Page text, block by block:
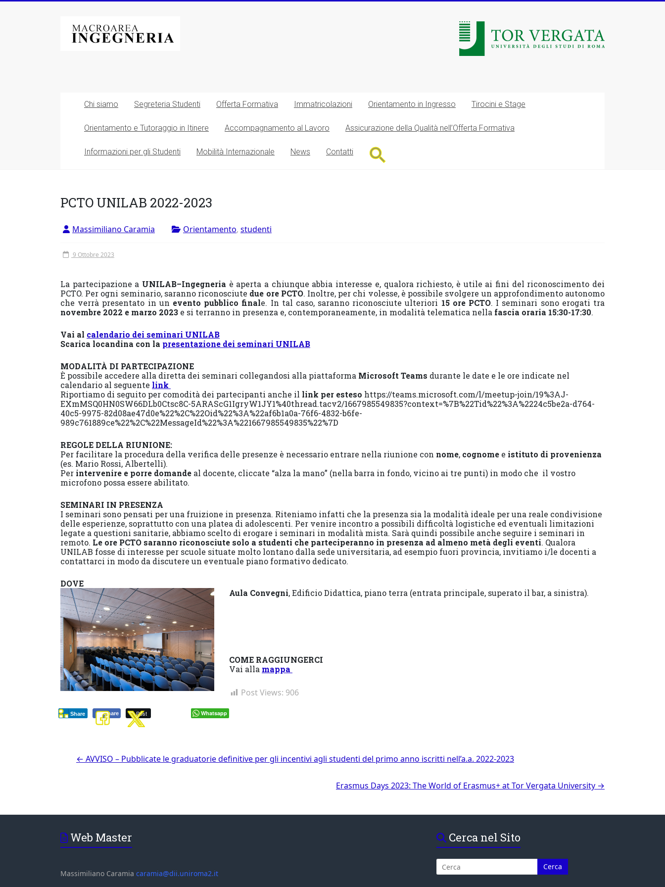
Macroarea
di
Università
degli
Studi
Tor
Vergata
Chi siamo Segreteria Studenti Offerta Formativa Immatricolazioni Orientamento in Ingresso Tirocini e Stage
Orientamento e Tutoraggio in Itinere Accompagnamento al Lavoro Assicurazione della Qualità nell’Offerta Formativa
Informazioni per gli Studenti Mobilità Internazionale News Contatti
PCTO UNILAB 2022-2023
Massimiliano Caramia Orientamento, studenti
9 Ottobre 2023
La partecipazione a UNILAB–Ingegneria è aperta a chiunque abbia interesse e, qualora richiesto, è utile ai fini del riconoscimento dei
PCTO. Per ogni seminario, saranno riconosciute due ore PCTO. Inoltre, per chi volesse, è possibile svolgere un approfondimento autonomo
che verrà presentato in un evento pubblico finale. In tal caso, saranno riconosciute ulteriori 15 ore PCTO. I seminari sono erogati tra
novembre 2022 e marzo 2023 e si terranno in presenza e, contemporaneamente, in modalità telematica nella fascia oraria 15:30-17:30.
Vai al calendario dei seminari UNILAB
Scarica locandina con la presentazione dei seminari UNILAB
MODALITÀ DI PARTECIPAZIONE
È possibile accedere alla diretta dei seminari collegandosi alla piattaforma Microsoft Teams durante le date e le ore indicate nel
calendario al seguente link
Riportiamo di seguito per comodità dei partecipanti anche il link per esteso https://teams.microsoft.com/l/meetup-join/19%3AJ-
EXmMSQ0HN0SW66DLb0Ctsc8C-5ARAScG1IgryW1JY1%40thread.tacv2/1667985549835?context=%7B%22Tid%22%3A%2224c5be2a-d764-
40c5-9975-82d08ae47d0e%22%2C%22Oid%22%3A%22af6b1a0a-76f6-4832-b6fe-
989c761889ce%22%2C%22MessageId%22%3A%221667985549835%22%7D
REGOLE DELLA RIUNIONE:
Per facilitare la procedura della verifica delle presenze è necessario entrare nella riunione con nome, cognome e istituto di provenienza
(es. Mario Rossi, Albertelli).
Per intervenire e porre domande al docente, cliccate “alza la mano” (nella barra in fondo, vicino ai tre punti) in modo che il vostro
microfono possa essere abilitato.
SEMINARI IN PRESENZA
I seminari sono pensati per una fruizione in presenza. Riteniamo infatti che la presenza sia la modalità ideale per una reale condivisione
delle esperienze, soprattutto con una platea di adolescenti. Per venire incontro a possibili difficoltà logistiche ed eventuali limitazioni
legate a questioni sanitarie, abbiamo scelto di erogare i seminari in modalità mista. Sarà quindi possibile anche seguire i seminari in
remoto. Le ore PCTO saranno riconosciute solo a studenti che parteciperanno in presenza ad almeno metà degli eventi. Qualora
UNILAB fosse di interesse per scuole situate molto lontano dalla sede universitaria, ad esempio fuori provincia, invitiamo i/le docenti a
contattarci in modo da discutere un eventuale piano formativo dedicato.
DOVE
Aula Convegni, Edificio Didattica, piano terra (entrata principale, superato il bar, a sinistra).
COME RAGGIUNGERCI
Vai alla mappa
Post Views: 906
Share Post
Share Whatsapp
← AVVISO – Pubblicate le graduatorie definitive per gli incentivi agli studenti del primo anno iscritti nell’a.a. 2022-2023
Erasmus Days 2023: The World of Erasmus+ at Tor Vergata University →
Web Master
Massimiliano Caramia caramia@dii.uniroma2.it
Cerca nel Sito